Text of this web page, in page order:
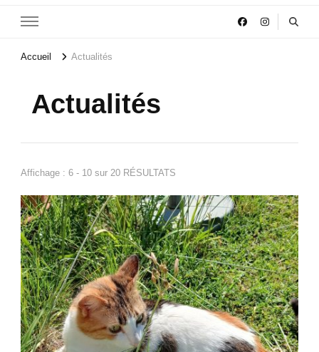
Accueil Actualités
Actualités
Affichage : 6 - 10 sur 20 RÉSULTATS